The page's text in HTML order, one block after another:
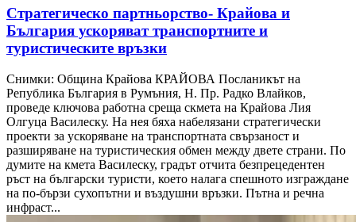
Стратегическо партньорство- Крайова и
България ускоряват транспортните и
туристическите връзки
Снимки: Община Крайова КРАЙОВА Посланикът на
Република България в Румъния, Н. Пр. Радко Влайков,
проведе ключова работна среща скмета на Крайова Лия
Олгуца Василеску. На нея бяха набелязани стратегически
проекти за ускоряване на транспортната свързаност и
разширяване на туристическия обмен между двете страни. По
думите на кмета Василеску, градът отчита безпрецедентен
ръст на български туристи, което налага спешното изграждане
на по-бързи сухопътни и въздушни връзки. Пътна и речна
инфраст...